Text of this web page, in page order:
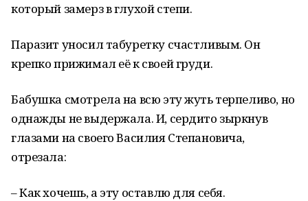
который замерз в глухой степи.
Паразит уносил табуретку счастливым. Он
крепко прижимал её к своей груди.
Бабушка смотрела на всю эту жуть терпеливо, но
однажды не выдержала. И, сердито зыркнув
глазами на своего Василия Степановича,
отрезала:
– Как хочешь, а эту оставлю для себя.